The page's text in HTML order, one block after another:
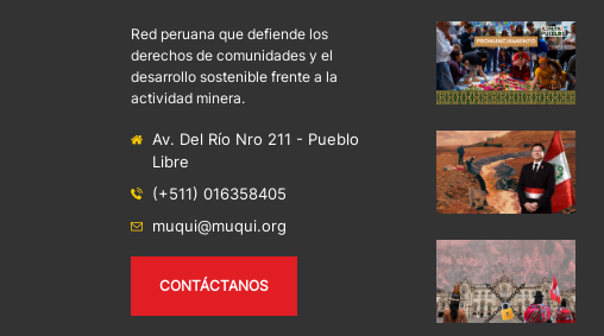
Red peruana que defiende los
derechos de comunidades y el
desarrollo sostenible frente a la
actividad minera.
Av. Del Río Nro 211 - Pueblo
Libre
(+511) 016358405
muqui@muqui.org
CONTÁCTANOS